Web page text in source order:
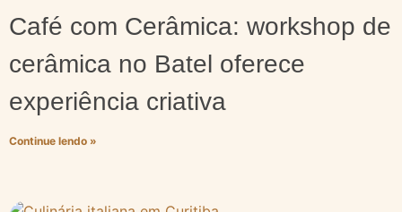
Café com Cerâmica: workshop de
cerâmica no Batel oferece
experiência criativa
Continue lendo »